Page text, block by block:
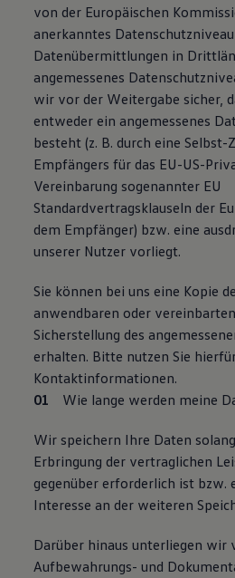
von der Europäischen
anerkanntes
Datenübermittlungen in
angemessenes
wir vor der Weitergabe sicher,
entweder ein angemessenes
besteht (z. B. durch eine
Empfängers für das EU-US-
Vereinbarung sogenannter EU
Standardvertragsklauseln der
dem Empfänger) bzw. eine
unserer Nutzer vorliegt.
Sie können bei uns eine Kopie
anwendbaren oder
Sicherstellung des
erhalten. Bitte nutzen Sie
Kontaktinformationen.
Wie lange werden meine
Wir speichern Ihre Daten
Erbringung der vertraglichen
gegenüber erforderlich ist bzw.
Interesse an der weiteren
Darüber hinaus unterliegen wir
Aufbewahrungs- und